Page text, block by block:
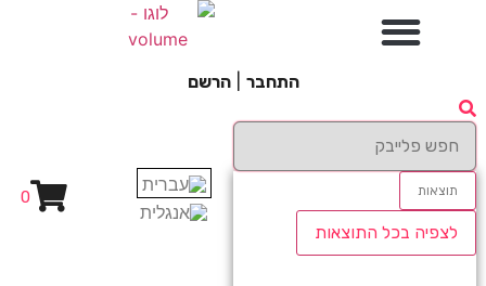
התחבר הרשם
תוצאות
לצפיה בכל התוצאות
0